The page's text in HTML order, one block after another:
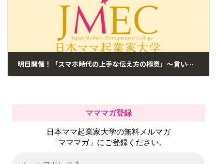
明日開催！「スマホ時代の上手な伝え方の極意」〜言いたいことが上手く伝えられないというあなたへ〜
マママガ登録
日本ママ起業家大学の無料メルマガ
「マママガ」にご登録ください。